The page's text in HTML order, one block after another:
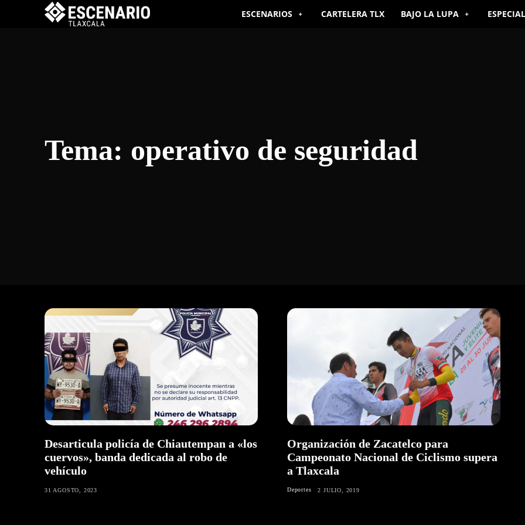
ESCENARIOS CARTELERA TLX BAJO LA LUPA
Tema: operativo de seguridad
Desarticula policía de Chiautempan a «los
cuervos», banda dedicada al robo de
vehículo
31 AGOSTO, 2023
Organización de Zacatelco para
Campeonato Nacional de Ciclismo supera
a Tlaxcala
Deportes 2 JULIO, 2019